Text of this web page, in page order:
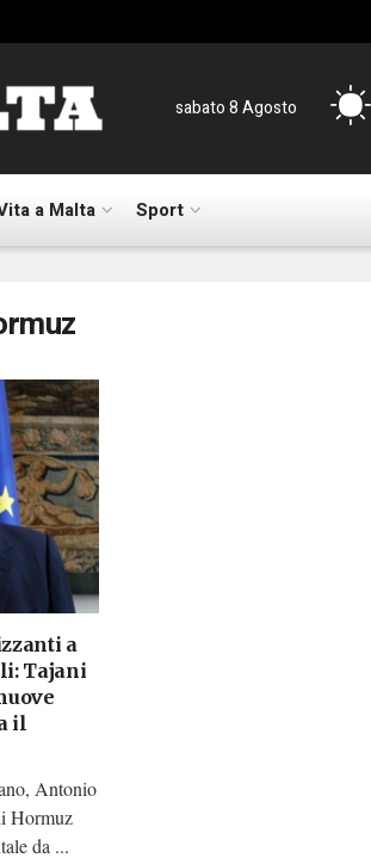
sabato 8 Agosto
a Malta Sport
a
Tajani
il
Antonio
Hormuz
da ...